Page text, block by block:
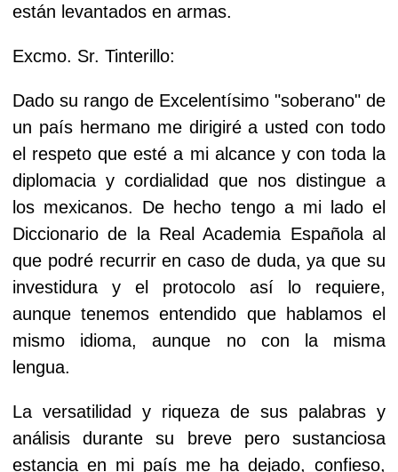
están levantados en armas.
Excmo. Sr. Tinterillo:
Dado su rango de Excelentísimo "soberano" de
un país hermano me dirigiré a usted con todo
el respeto que esté a mi alcance y con toda la
diplomacia y cordialidad que nos distingue a
los mexicanos. De hecho tengo a mi lado el
Diccionario de la Real Academia Española al
que podré recurrir en caso de duda, ya que su
investidura y el protocolo así lo requiere,
aunque tenemos entendido que hablamos el
mismo idioma, aunque no con la misma
lengua.
La versatilidad y riqueza de sus palabras y
análisis durante su breve pero sustanciosa
estancia en mi país me ha dejado, confieso,